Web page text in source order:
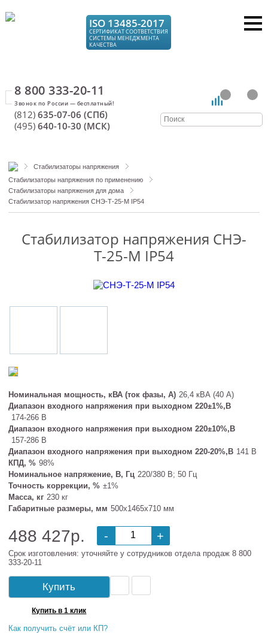
ISO 13485-2017
СЕРТИФИКАТ СООТВЕТСТВИЯ
СИСТЕМЫ МЕНЕДЖМЕНТА
КАЧЕСТВА
8 800 333-20-11
(812) 635-07-06 (СПб)
(495) 640-10-30 (МСК)
Стабилизаторы напряжения
Стабилизаторы напряжения по применению
Стабилизаторы напряжения для дома
Стабилизатор напряжения СНЭ-Т-25-М IP54
Стабилизатор напряжения СНЭ-
Т-25-М IP54
Номинальная мощность, кВА (ток фазы, А) 26,4 кВА (40 А)
Диапазон входного напряжения при выходном 220±1%,В
174-266 В
Диапазон входного напряжения при выходном 220±10%,В
157-286 В
Диапазон входного напряжения при выходном 220-20%,В 141 В
КПД, % 98%
Номинальное напряжение, В, Гц 220/380 В; 50 Гц
Точность коррекции, % ±1%
Масса, кг 230 кг
Габаритные размеры, мм 500х1465х710 мм
488 427р. - +
Срок изготовления: уточняйте у сотрудников отдела продаж 8 800
333-20-11
Купить
Купить в 1 клик
Как получить счёт или КП?